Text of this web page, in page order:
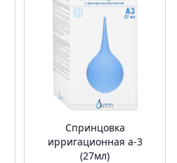
Спринцовка
ирригационная а-3
(27мл)